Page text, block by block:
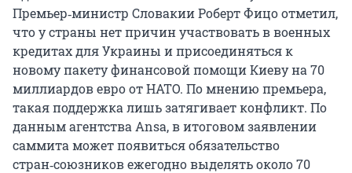
Премьер‑министр Словакии Роберт Фицо отметил,
что у страны нет причин участвовать в военных
кредитах для Украины и присоединяться к
новому пакету финансовой помощи Киеву на 70
миллиардов евро от НАТО. По мнению премьера,
такая поддержка лишь затягивает конфликт. По
данным агентства Ansa, в итоговом заявлении
саммита может появиться обязательство
стран‑союзников ежегодно выделять около 70